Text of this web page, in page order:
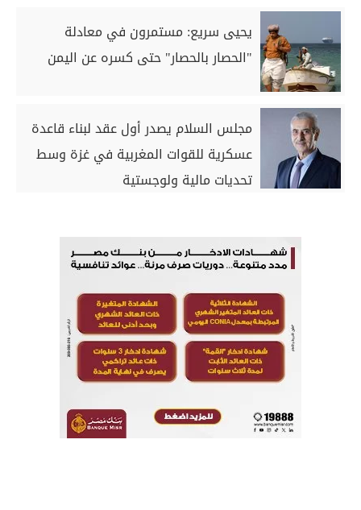
يحيى سريع: مستمرون في معادلة
"الحصار بالحصار" حتى كسره عن اليمن
مجلس السلام يصدر أول عقد لبناء قاعدة
عسكرية للقوات المغربية في غزة وسط
تحديات مالية ولوجستية